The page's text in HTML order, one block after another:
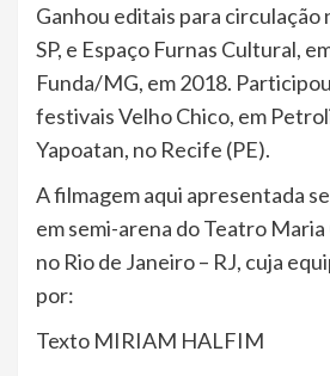
Ganhou editais para circulação
SP, e Espaço Furnas Cultural,
Funda/MG, em 2018.
festivais Velho Chico, em
Yapoatan, no Recife (PE).
A filmagem aqui apresentada
em semi-arena do Teatro
no Rio de Janeiro – RJ, cuja
por:
Texto MIRIAM HALFIM